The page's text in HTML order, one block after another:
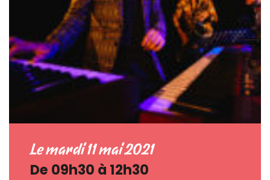
Le mardi 11 mai 2021
De 09h30 à 12h30